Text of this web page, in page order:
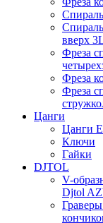
вверх
Фреза
Фреза
Фреза
Цанги
Цанги
Ключи
Гайки
DJTOL
V-
Djtol